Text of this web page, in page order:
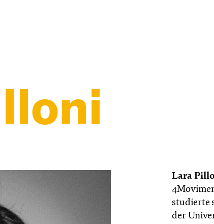
Lara
studierte
der